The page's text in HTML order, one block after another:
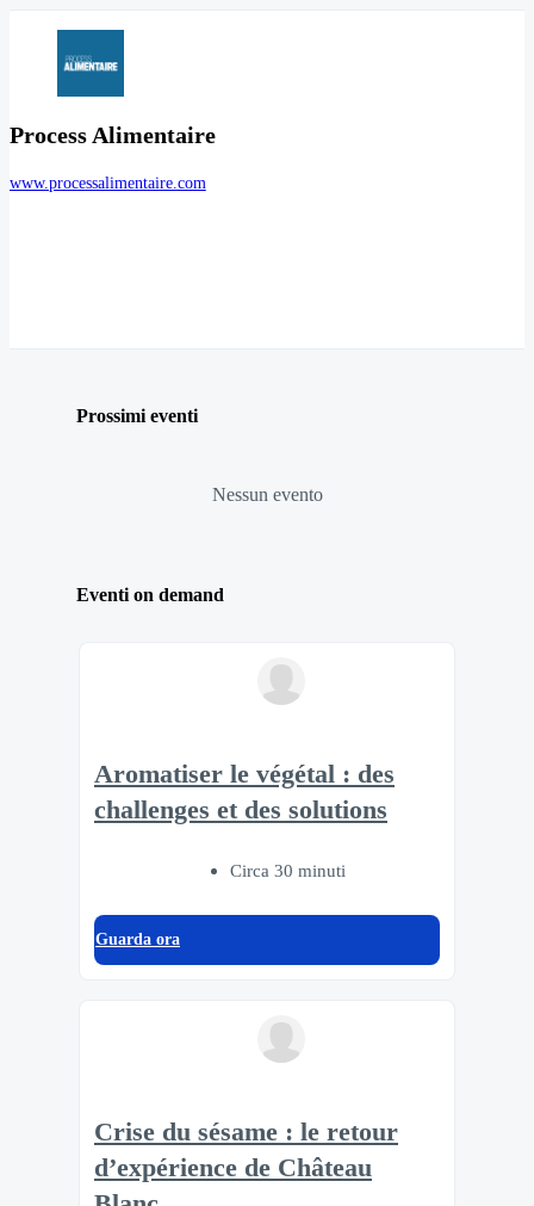
Process Alimentaire
www.processalimentaire.com
Prossimi eventi
Nessun evento
Eventi on demand
Aromatiser le végétal : des
challenges et des solutions
Circa 30 minuti
Guarda ora
Crise du sésame : le retour
d’expérience de Château